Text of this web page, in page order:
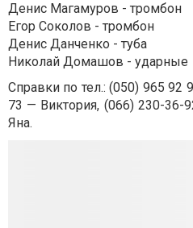
Денис Магамуров - тромбон
Егор Соколов - тромбон
Денис Данченко - туба
Николай Домашов - ударные
Справки по тел.: (050) 965 92
73 — Виктория, (066) 230-36-
Яна.